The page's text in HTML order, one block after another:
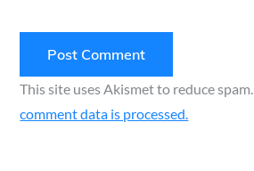
This site uses Akismet to reduce spam.
comment data is processed.